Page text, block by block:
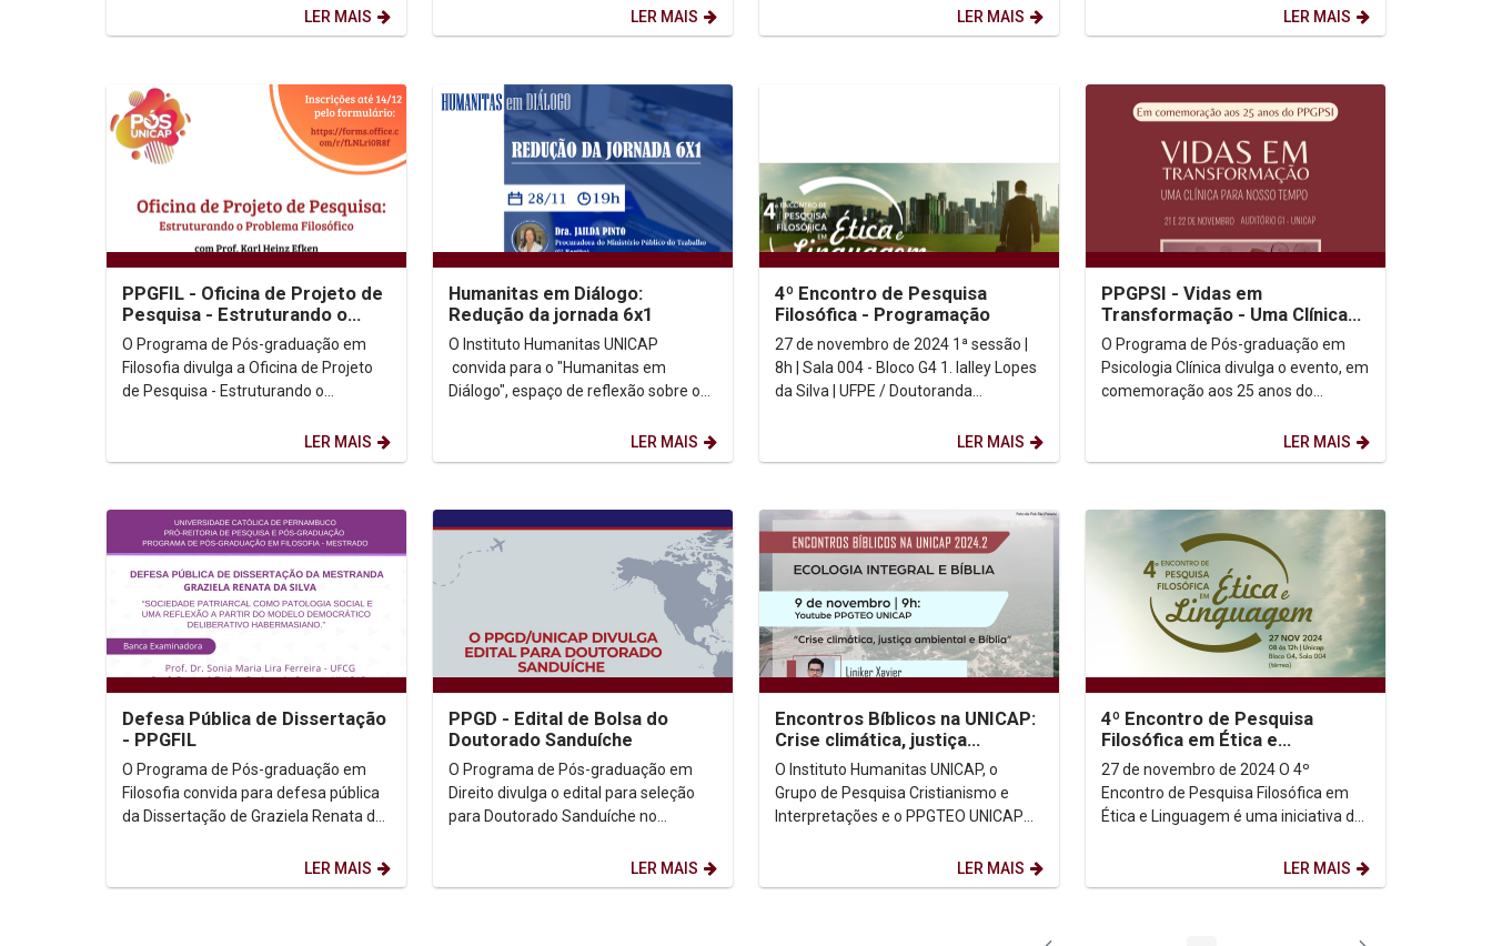
Casa Comum. O Instituto Humanitas...
LER MAIS LER MAIS
03/12/2024 Programação:...LER MAIS LER MAIS
PPGFIL - Oficina de Projeto de
Pesquisa - Estruturando o
Problema Filosófico
O Programa de Pós-graduação em
Filosofia divulga a Oficina de Projeto
de Pesquisa - Estruturando o
LER MAIS
Humanitas em Diálogo:
Redução da jornada 6x1
O Instituto Humanitas UNICAP
convida para o "Humanitas em
Diálogo", espaço de reflexão sobre os
transversalidade acadêmica....LER MAIS
4º Encontro de Pesquisa
Filosófica - Programação
27 de novembro de 2024 1ª sessão |
8h | Sala 004 - Bloco G4 1. Ialley Lopes
da Silva | UFPE / Doutoranda
LER MAIS
PPGPSI - Vidas em
Transformação - Uma Clínica
para Nosso Tempo
O Programa de Pós-graduação em
Psicologia Clínica divulga o evento, em
comemoração aos 25 anos do
LER MAIS
Defesa Pública de Dissertação
- PPGFIL
O Programa de Pós-graduação em
Filosofia convida para defesa pública
da Dissertação de Graziela Renata da
LER MAIS
PPGD - Edital de Bolsa do
Doutorado Sanduíche
O Programa de Pós-graduação em
Direito divulga o edital para seleção
para Doutorado Sanduíche no
LER MAIS
Encontros Bíblicos na UNICAP:
Crise climática, justiça
ambiental e Bíblia
O Instituto Humanitas UNICAP, o
Grupo de Pesquisa Cristianismo e
Interpretações e o PPGTEO UNICAP
LER MAIS
4º Encontro de Pesquisa
Filosófica em Ética e
Linguagem
27 de novembro de 2024 O 4º
Encontro de Pesquisa Filosófica em
Ética e Linguagem é uma iniciativa do
LER MAIS